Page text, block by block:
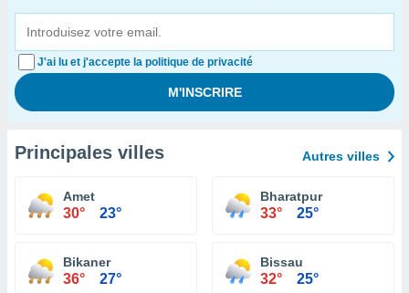
J'ai lu et j'accepte la politique de privacité
Principales villes Autres villes
Amet
30° 23°
Bharatpur
33° 25°
Bikaner
36° 27°
Bissau
32° 25°